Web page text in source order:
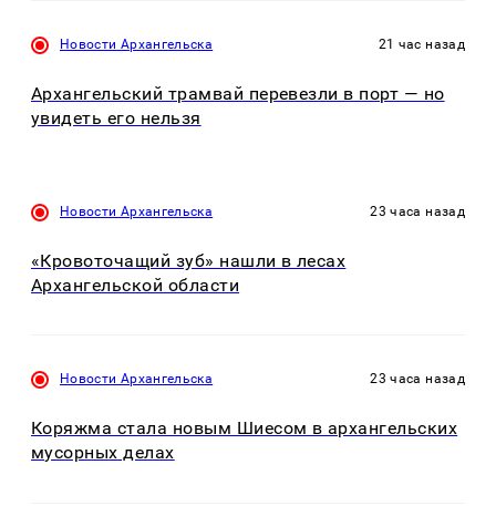
Новости Архангельска 21 час назад
Архангельский трамвай перевезли в порт — но
увидеть его нельзя
Новости Архангельска 23 часа назад
«Кровоточащий зуб» нашли в лесах
Архангельской области
Новости Архангельска 23 часа назад
Коряжма стала новым Шиесом в архангельских
мусорных делах